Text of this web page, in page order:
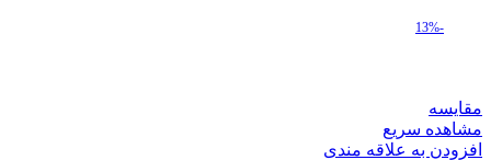
عدد
-13%
مقایسه
مشاهده سریع
افزودن به علاقه مندی